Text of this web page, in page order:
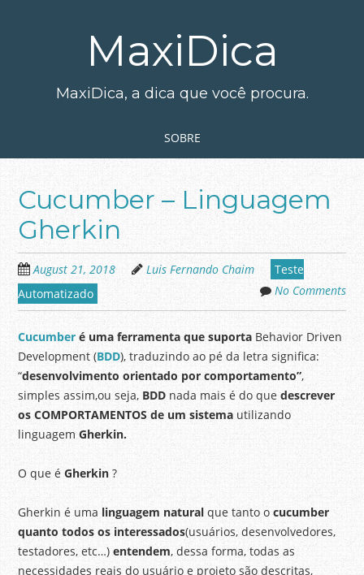
MaxiDica
MaxiDica, a dica que você procura.
SOBRE
Cucumber – Linguagem
Gherkin
August 21, 2018 Luis Fernando Chaim
Teste
Automatizado
No Comments
Cucumber é uma ferramenta que suporta Behavior Driven
Development (BDD), traduzindo ao pé da letra significa:
“desenvolvimento orientado por comportamento”,
simples assim,ou seja, BDD nada mais é do quedescrever
os COMPORTAMENTOS de um sistema utilizando
linguagemGherkin.
O que éGherkin?
Gherkin é uma linguagem naturalque tanto ocucumber
quanto todos os interessados(usuários, desenvolvedores,
testadores, etc…) entendem, dessa forma, todas as
necessidades reais do usuário e projeto são descritas,